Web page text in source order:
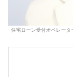
住宅ローン受付オペレータ